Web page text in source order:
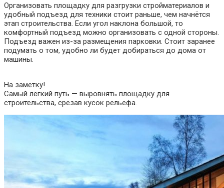
Организовать площадку для разгрузки стройматериалов и
удобный подъезд для техники стоит раньше, чем начнётся
этап строительства. Если угол наклона большой, то
комфортный подъезд можно организовать с одной стороны.
Подъезд важен из-за размещения парковки. Стоит заранее
подумать о том, удобно ли будет добираться до дома от
машины.
На заметку!
Самый лёгкий путь — выровнять площадку для
строительства, срезав кусок рельефа.